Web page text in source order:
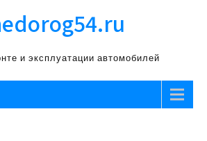
и эксплуатации автомобилей